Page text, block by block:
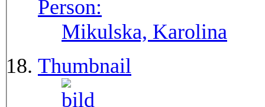
Person:
Mikulska, Karolina
Thumbnail